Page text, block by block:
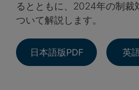
るとともに、2024年の制裁
ついて解説します。
日本語版PDF 英